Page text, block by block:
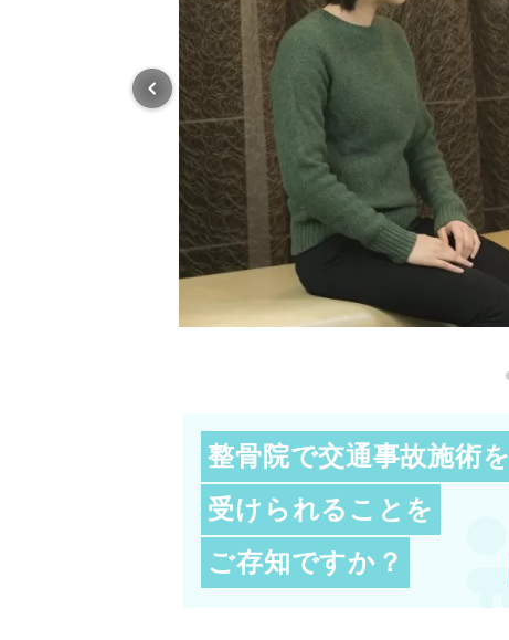
整骨院で交通事故施術を
受けられることを
ご存知ですか？